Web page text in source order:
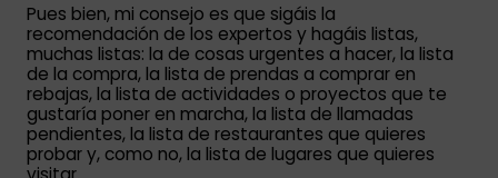
Pues bien, mi consejo es que sigáis la
recomendación de los expertos y hagáis listas,
muchas listas: la de cosas urgentes a hacer, la lista
de la compra, la lista de prendas a comprar en
rebajas, la lista de actividades o proyectos que te
gustaría poner en marcha, la lista de llamadas
pendientes, la lista de restaurantes que quieres
probar y, como no, la lista de lugares que quieres